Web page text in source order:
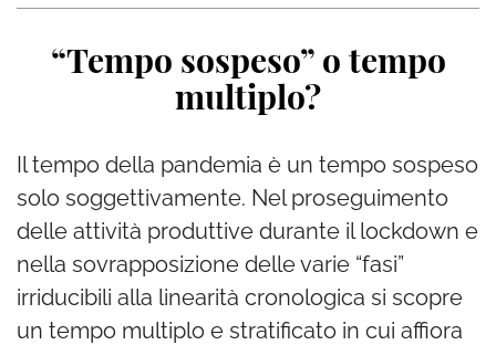
“Tempo sospeso” o tempo
multiplo?
Il tempo della pandemia è un tempo sospeso
solo soggettivamente. Nel proseguimento
delle attività produttive durante il lockdown e
nella sovrapposizione delle varie “fasi”
irriducibili alla linearità cronologica si scopre
un tempo multiplo e stratificato in cui affiora